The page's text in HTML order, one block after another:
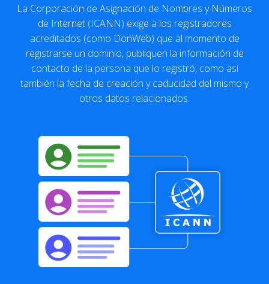
La Corporación de Asignación de Nombres y Números
de Internet (ICANN) exige a los registradores
acreditados (como DonWeb) que al momento de
registrarse un dominio, publiquen la información de
contacto de la persona que lo registró, como así
también la fecha de creación y caducidad del mismo y
otros datos relacionados.